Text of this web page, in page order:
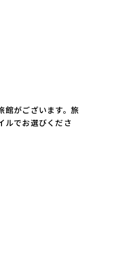
館がございます。旅
ルでお選びくださ